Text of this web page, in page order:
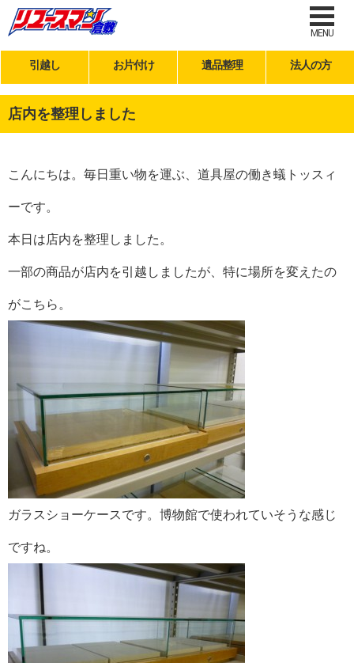
MENU
引越し お片付け 遺品整理 法人の方
店内を整理しました
こんにちは。毎日重い物を運ぶ、道具屋の働き蟻トッスィ
ーです。
本日は店内を整理しました。
一部の商品が店内を引越しましたが、特に場所を変えたの
がこちら。
ガラスショーケースです。博物館で使われていそうな感じ
ですね。